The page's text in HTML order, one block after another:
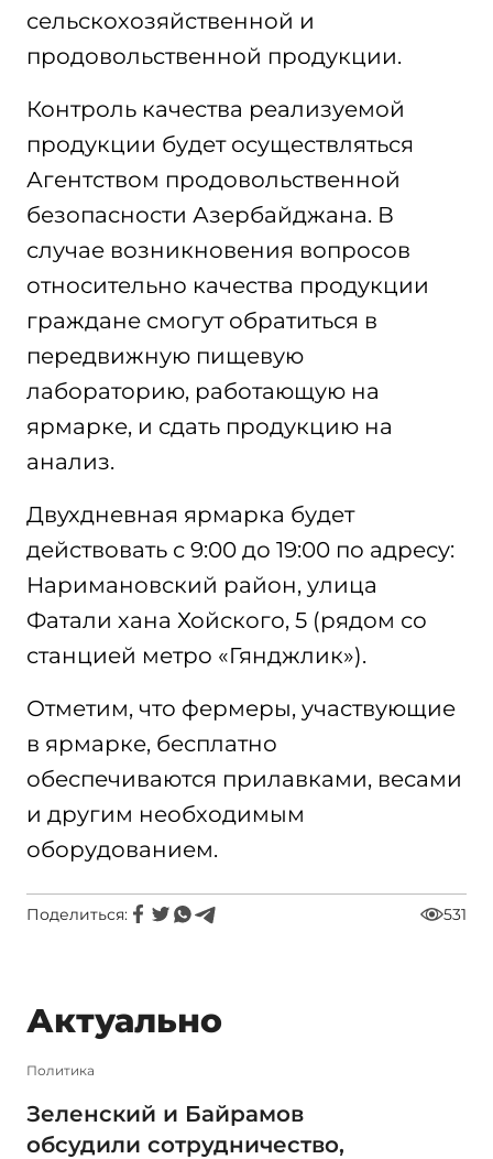
сельскохозяйственной и
продовольственной продукции.
Контроль качества реализуемой
продукции будет осуществляться
Агентством продовольственной
безопасности Азербайджана. В
случае возникновения вопросов
относительно качества продукции
граждане смогут обратиться в
передвижную пищевую
лабораторию, работающую на
ярмарке, и сдать продукцию на
анализ.
Двухдневная ярмарка будет
действовать с 9:00 до 19:00 по адресу:
Наримановский район, улица
Фатали хана Хойского, 5 (рядом со
станцией метро «Гянджлик»).
Отметим, что фермеры, участвующие
в ярмарке, бесплатно
обеспечиваются прилавками, весами
и другим необходимым
оборудованием.
Поделиться: 531
Актуально
Политика
Зеленский и Байрамов
обсудили сотрудничество,